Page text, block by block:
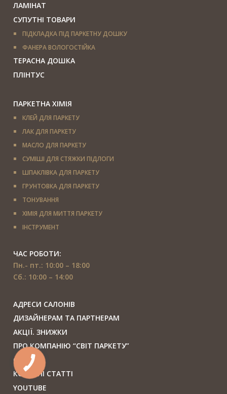
ЛАМІНАТ
СУПУТНІ ТОВАРИ
ПІДКЛАДКА ПІД ПАРКЕТНУ ДОШКУ
ФАНЕРА ВОЛОГОСТІЙКА
ТЕРАСНА ДОШКА
ПЛІНТУС
ПАРКЕТНА ХІМІЯ
КЛЕЙ ДЛЯ ПАРКЕТУ
ЛАК ДЛЯ ПАРКЕТУ
МАСЛО ДЛЯ ПАРКЕТУ
СУМІШІ ДЛЯ СТЯЖКИ ПІДЛОГИ
ШПАКЛІВКА ДЛЯ ПАРКЕТУ
ГРУНТОВКА ДЛЯ ПАРКЕТУ
ТОНУВАННЯ
ХІМІЯ ДЛЯ МИТТЯ ПАРКЕТУ
IНСТРУМЕНТ
ЧАС РОБОТИ:
Пн.- пт.: 10:00 – 18:00
Сб.: 10:00 – 14:00
АДРЕСИ САЛОНІВ
ДИЗАЙНЕРАМ ТА ПАРТНЕРАМ
АКЦІЇ. ЗНИЖКИ
ПРО КОМПАНІЮ “СВІТ ПАРКЕТУ”
СЕРВІС
КОРИСНІ СТАТТІ
YOUTUBE